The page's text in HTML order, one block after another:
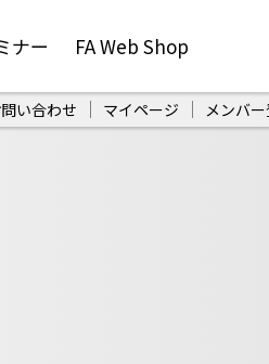
ナー FA Web Shop
い合わせ マイページ メンバ